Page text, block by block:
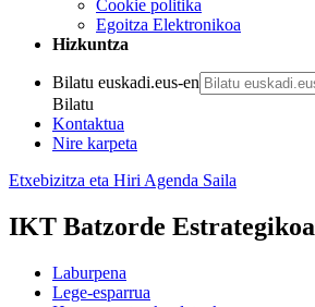
Cookie politika
Egoitza Elektronikoa
Hizkuntza
Bilatu euskadi.eus-en
Bilatu
Kontaktua
Nire karpeta
Etxebizitza eta Hiri Agenda Saila
IKT Batzorde Estrategikoa
Laburpena
Lege-esparrua